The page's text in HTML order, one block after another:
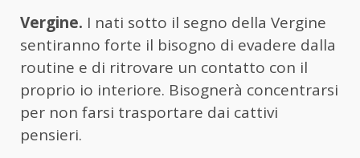
Vergine. I nati sotto il segno della Vergine
sentiranno forte il bisogno di evadere dalla
routine e di ritrovare un contatto con il
proprio io interiore. Bisognerà concentrarsi
per non farsi trasportare dai cattivi
pensieri.